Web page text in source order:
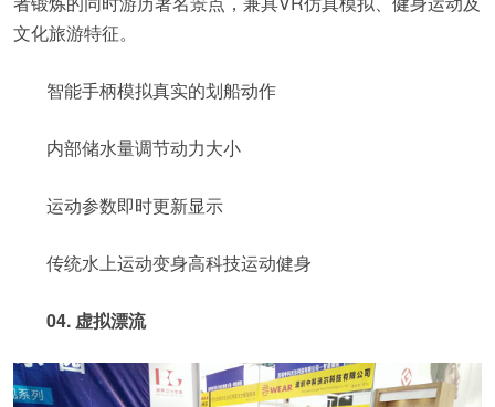
文化旅游特征。
智能手柄模拟真实的划船动作
内部储水量调节动力大小
运动参数即时更新显示
传统水上运动变身高科技运动健身
04. 虚拟漂流